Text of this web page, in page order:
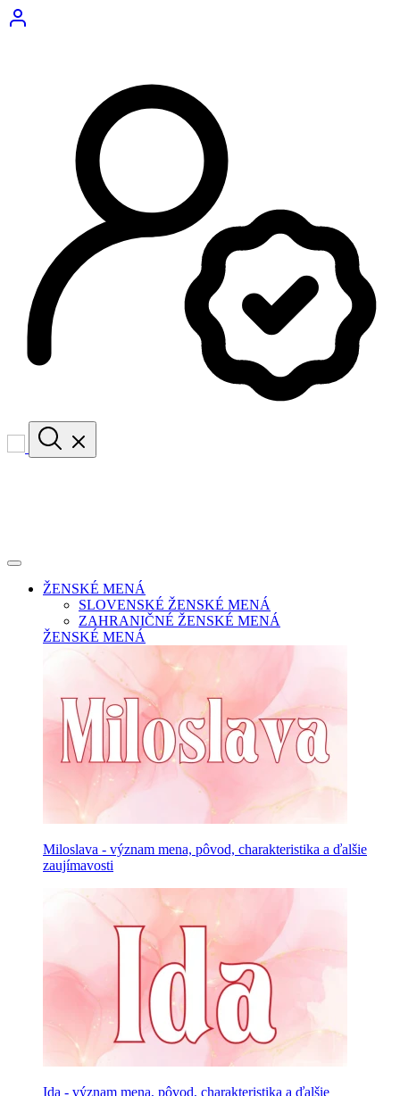
ŽENSKÉ MENÁ
SLOVENSKÉ ŽENSKÉ MENÁ
ZAHRANIČNÉ ŽENSKÉ MENÁ
ŽENSKÉ MENÁ
Miloslava - význam mena, pôvod, charakteristika a ďalšie
zaujímavosti
Ida - význam mena, pôvod, charakteristika a ďalšie